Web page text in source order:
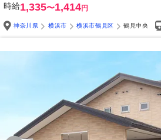
時給1,335〜1,414円
神奈川県
横浜市 横浜市鶴見区 鶴見中央